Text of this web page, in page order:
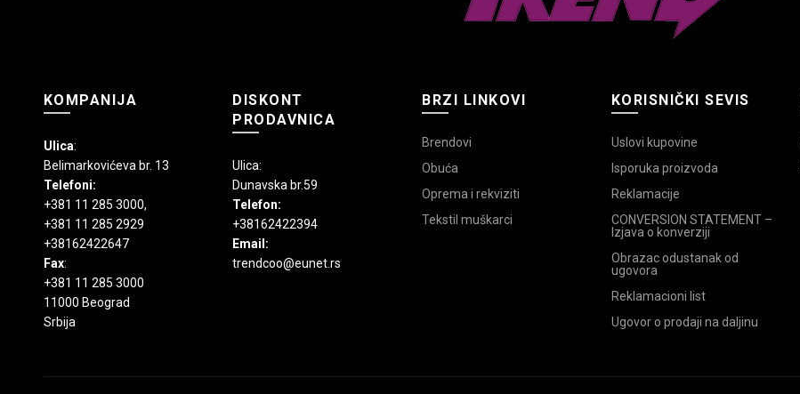
KOMPANIJA
Ulica:
Belimarkovićeva br. 13
Telefoni:
+381 11 285 3000,
+381 11 285 2929
+38162422647
Fax:
+381 11 285 3000
11000 Beograd
Srbija
DISKONT
PRODAVNICA
Ulica:
Dunavska br.59
Telefon:
+38162422394
Email:
trendcoo@eunet.rs
BRZI LINKOVI
Brendovi
Obuća
Oprema i rekviziti
Tekstil muškarci
KORISNIČKI SEVIS
Uslovi kupovine
Isporuka proizvoda
Reklamacije
CONVERSION STATEMENT –
Izjava o konverziji
Obrazac odustanak od
ugovora
Reklamacioni list
Ugovor o prodaji na daljinu